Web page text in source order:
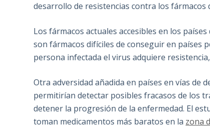
desarrollo de resistencias contra los fármacos
Los fármacos actuales accesibles en los
son fármacos difíciles de conseguir en países
persona infectada el virus adquiere
Otra adversidad añadida en países en vías
permitirían detectar posibles fracasos de los
detener la progresión de la enfermedad. El
toman medicamentos más baratos en la zona